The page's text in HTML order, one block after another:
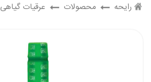
رایحه محصولات عرقیات گیاهی